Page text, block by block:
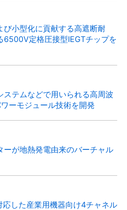
び小型化に貢献する高遮断耐
6500V定格圧接型IEGTチップを
ステムなどで用いられる高周波
ーモジュール技術を開発
ーが地熱発電由来のバーチャル
した産業用機器向け4チャネル